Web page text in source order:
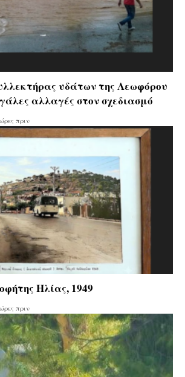
υδάτων της Λεωφόρου
αλλαγές στον σχεδιασμό
πριν
Ηλίας, 1949
πριν